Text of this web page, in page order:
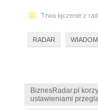
BiznesRadar.pl
ustawieniami
Trwa łączenie z
RADAR